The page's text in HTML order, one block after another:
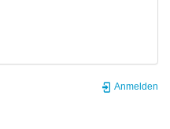
Anmelden